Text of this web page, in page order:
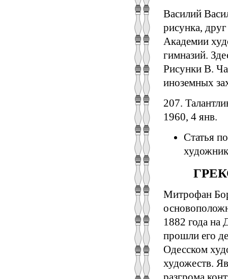
Василий
рисунка,
Академии
гимназий.
Рисунки В.
иноземных
207.
1960, 4 янв.
Статья
Митрофан
1882 года на
прошли его
Одесском
художеств.